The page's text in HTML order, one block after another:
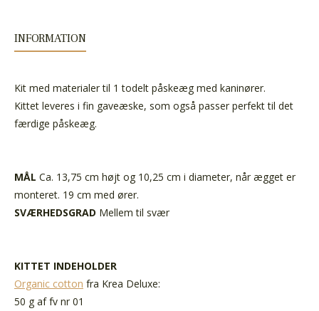
INFORMATION
Kit med materialer til 1 todelt påskeæg med kaninører.
Kittet leveres i fin gaveæske, som også passer perfekt til det
færdige påskeæg.
MÅL Ca. 13,75 cm højt og 10,25 cm i diameter, når ægget er
monteret. 19 cm med ører.
SVÆRHEDSGRAD Mellem til svær
KITTET INDEHOLDER
Organic cotton fra Krea Deluxe:
50 g af fv nr 01